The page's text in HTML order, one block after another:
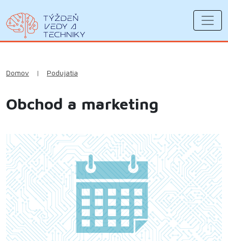
Domov | Podujatia
Obchod a marketing